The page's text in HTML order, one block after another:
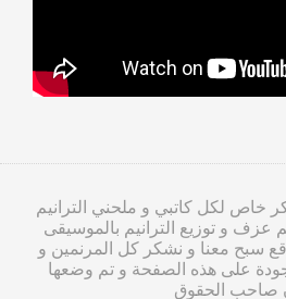
خاص لكل كاتبي و ملحني الترانيم
عزف و توزيع الترانيم بالموسيقى
سبح معنا و نشكر كل المرنمين و
على هذه الصفحة و تم وضعها
صاحب الحقوق